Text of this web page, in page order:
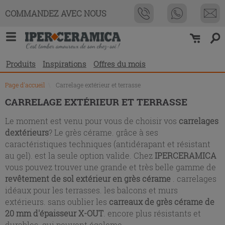
COMMANDEZ AVEC NOUS
Produits Inspirations Offres du mois
Page d'accueil Carrelage extérieur et terrasse
CARRELAGE EXTÉRIEUR ET TERRASSE
Le moment est venu pour vous de choisir vos carrelages
dextérieurs? Le grès cérame. grâce à ses
caractéristiques techniques (antidérapant et résistant
au gel). est la seule option valide. Chez IPERCERAMICA
vous pouvez trouver une grande et très belle gamme de
revêtement de sol extérieur en grès cérame
. carrelages
idéaux pour les terrasses. les balcons et murs
extérieurs. sans oublier les carreaux de grès cérame de
20 mm d'épaisseur X-OUT . encore plus résistants et
des